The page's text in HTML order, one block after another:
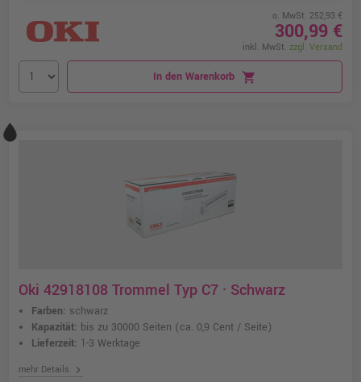
o. MwSt. 252,93 €
300,99 €
inkl. MwSt. zzgl. Versand
In den Warenkorb shopping_cart
Oki 42918108 Trommel Typ C7 · Schwarz
Farben: schwarz
Kapazität: bis zu 30000 Seiten (ca. 0,9 Cent / Seite)
Lieferzeit: 1-3 Werktage
mehr Details chevron_right